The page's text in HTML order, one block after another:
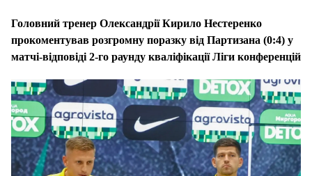
Головний тренер Олександрії Кирило Нестеренко
прокоментував розгромну поразку від Партизана (0:4) у
матчі-відповіді 2-го раунду кваліфікації Ліги конференцій